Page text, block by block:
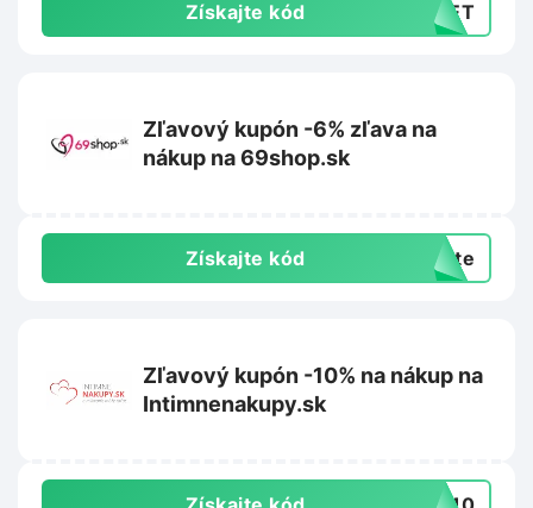
Získajte kód DNET
Zľavový kupón -6% zľava na
nákup na 69shop.sk
Získajte kód exte
Zľavový kupón -10% na nákup na
Intimnenakupy.sk